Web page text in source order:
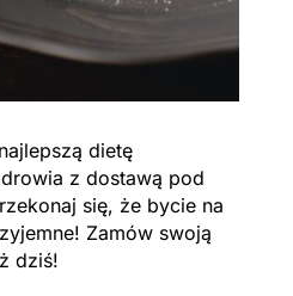
dietę
z dostawą pod
się, że bycie na
Zamów swoją
dziś!